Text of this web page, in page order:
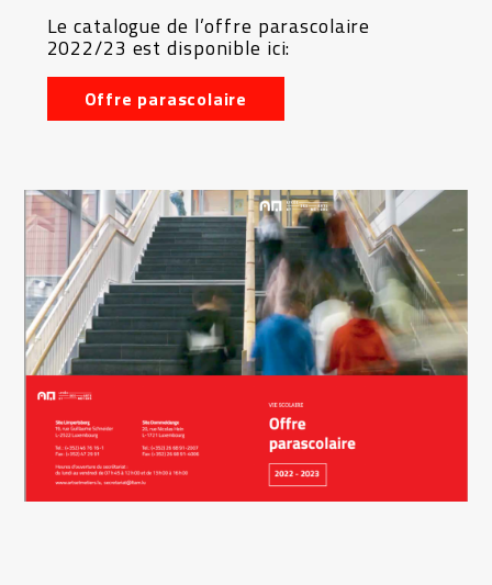
Le catalogue de l’offre parascolaire
2022/23 est disponible ici:
Offre parascolaire